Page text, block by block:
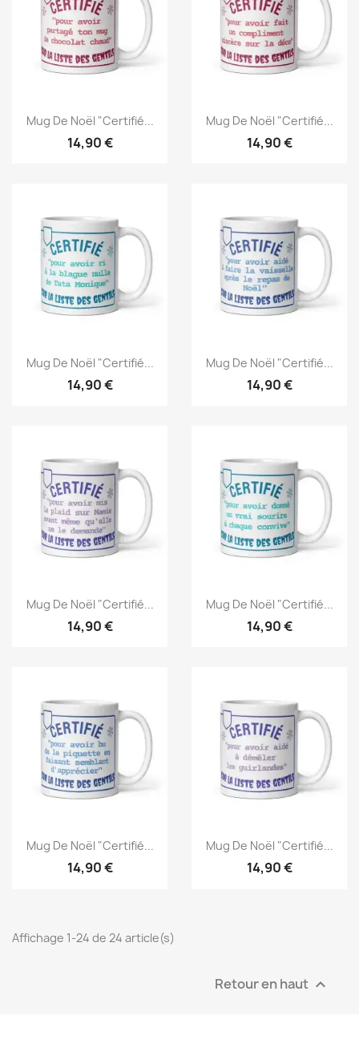
Mug De Noël "Certifié...
14,90 €
Mug De Noël "Certifié...
14,90 €
Mug De Noël "Certifié...
14,90 €
Mug De Noël "Certifié...
14,90 €
Mug De Noël "Certifié...
14,90 €
Mug De Noël "Certifié...
14,90 €
Mug De Noël "Certifié...
14,90 €
Mug De Noël "Certifié...
14,90 €
Affichage 1-24 de 24 article(s)
Retour en haut 